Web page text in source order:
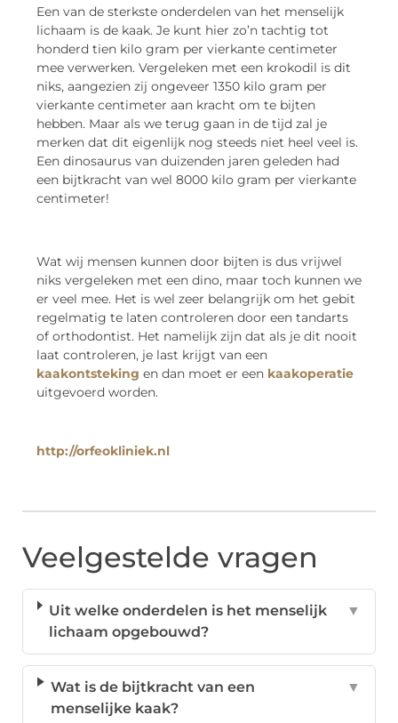
Een van de sterkste onderdelen van het menselijk
lichaam is de kaak. Je kunt hier zo’n tachtig tot
honderd tien kilo gram per vierkante centimeter
mee verwerken. Vergeleken met een krokodil is dit
niks, aangezien zij ongeveer 1350 kilo gram per
vierkante centimeter aan kracht om te bijten
hebben. Maar als we terug gaan in de tijd zal je
merken dat dit eigenlijk nog steeds niet heel veel is.
Een dinosaurus van duizenden jaren geleden had
een bijtkracht van wel 8000 kilo gram per vierkante
centimeter!
Wat wij mensen kunnen door bijten is dus vrijwel
niks vergeleken met een dino, maar toch kunnen we
er veel mee. Het is wel zeer belangrijk om het gebit
regelmatig te laten controleren door een tandarts
of orthodontist. Het namelijk zijn dat als je dit nooit
laat controleren, je last krijgt van een
kaakontsteking en dan moet er een kaakoperatie
uitgevoerd worden.
http://orfeokliniek.nl
Veelgestelde vragen
Uit welke onderdelen is het menselijk
lichaam opgebouwd?
▼
Wat is de bijtkracht van een
menselijke kaak?
▼